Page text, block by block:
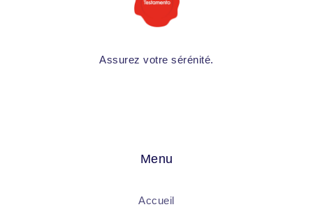
Assurez votre sérénité.
Menu
Accueil